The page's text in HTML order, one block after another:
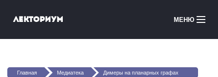
Лекториум МЕНЮ
Медиатека
Вы здесь
Главная Медиатека Димеры на планарных графах